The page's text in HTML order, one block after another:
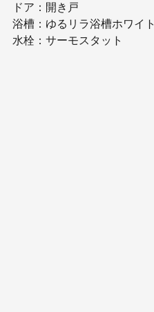
ドア：開き戸
浴槽：ゆるリラ浴槽ホワイト
水栓：サーモスタット